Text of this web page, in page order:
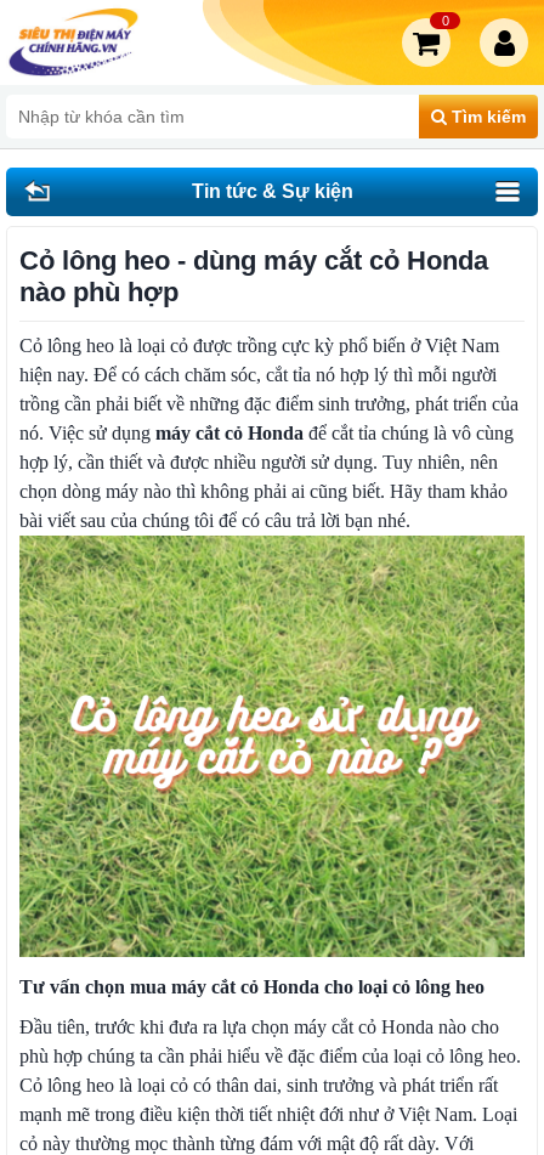
Tìm kiếm
0
Tin tức & Sự kiện
Cỏ lông heo - dùng máy cắt cỏ Honda
nào phù hợp
Cỏ lông heo là loại cỏ được trồng cực kỳ phổ biến ở Việt Nam
hiện nay. Để có cách chăm sóc, cắt tỉa nó hợp lý thì mỗi người
trồng cần phải biết về những đặc điểm sinh trưởng, phát triển của
nó. Việc sử dụng máy cắt cỏ Honda để cắt tỉa chúng là vô cùng
hợp lý, cần thiết và được nhiều người sử dụng. Tuy nhiên, nên
chọn dòng máy nào thì không phải ai cũng biết. Hãy tham khảo
bài viết sau của chúng tôi để có câu trả lời bạn nhé.
Tư vấn chọn mua máy cắt cỏ Honda cho loại cỏ lông heo
Đầu tiên, trước khi đưa ra lựa chọn máy cắt cỏ Honda nào cho
phù hợp chúng ta cần phải hiểu về đặc điểm của loại cỏ lông heo.
Cỏ lông heo là loại cỏ có thân dai, sinh trưởng và phát triển rất
mạnh mẽ trong điều kiện thời tiết nhiệt đới như ở Việt Nam. Loại
cỏ này thường mọc thành từng đám với mật độ rất dày. Với